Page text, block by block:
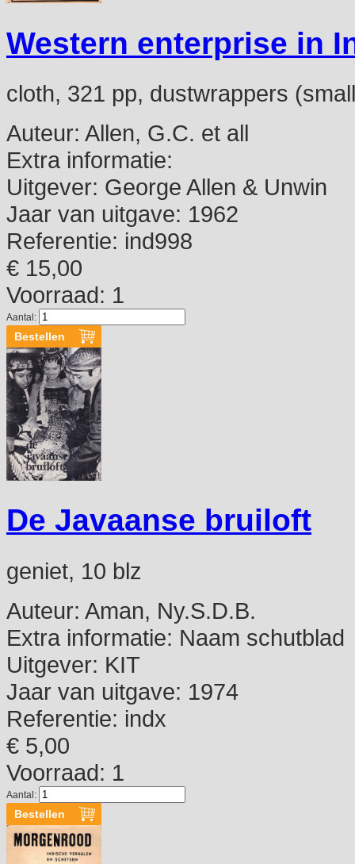
Western enterprise in
cloth, 321 pp, dustwrappers
Auteur: Allen, G.C. et all
Extra informatie:
Uitgever: George Allen & Unwin
Jaar van uitgave: 1962
Referentie: ind998
€ 15,00
Voorraad: 1
Aantal:
De Javaanse bruiloft
geniet, 10 blz
Auteur: Aman, Ny.S.D.B.
Extra informatie: Naam schutblad
Uitgever: KIT
Jaar van uitgave: 1974
Referentie: indx
€ 5,00
Voorraad: 1
Aantal: